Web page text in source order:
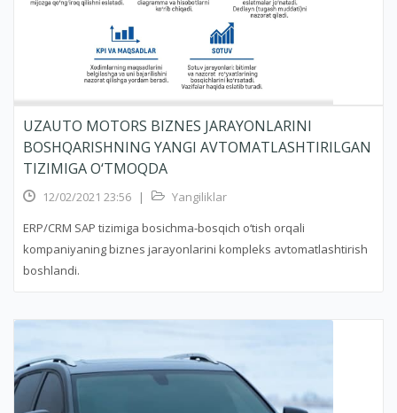
UZAUTO MOTORS BIZNES JARAYONLARINI
BOSHQARISHNING YANGI AVTOMATLASHTIRILGAN
TIZIMIGA O‘TMOQDA
12/02/2021 23:56 |
Yangiliklar
ERP/CRM SAP tizimiga bosichma-bosqich o‘tish orqali
kompaniyaning biznes jarayonlarini kompleks avtomatlashtirish
boshlandi.